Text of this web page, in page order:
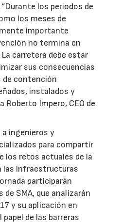
los periodos de
los meses de
importante
no termina en
carretera debe estar
sus consecuencias
de contención
instalados y
Roberto Impero, CEO de
a ingenieros y
para compartir
los retos actuales de la
las infraestructuras
participarán
SMA, que analizarán
y su aplicación en
papel de las barreras